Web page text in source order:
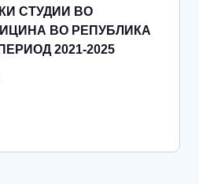
СТУДИИ ВО
ВО РЕПУБЛИКА
2021-2025